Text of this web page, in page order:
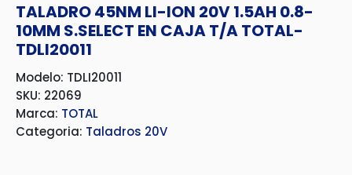
TALADRO 45NM LI-ION 20V 1.5AH 0.8-
10MM S.SELECT EN CAJA T/A TOTAL-
TDLI20011
Modelo: TDLI20011
SKU: 22069
Marca: TOTAL
Categoria: Taladros 20V